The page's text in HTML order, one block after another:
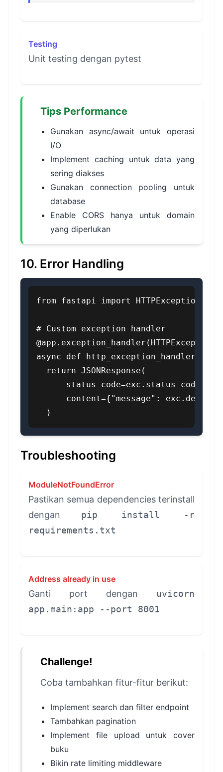
Testing
Unit testing dengan pytest
Tips Performance
Gunakan async/await untuk operasi
I/O
Implement caching untuk data yang
sering diakses
Gunakan connection pooling untuk
database
Enable CORS hanya untuk domain
yang diperlukan
10. Error Handling
from fastapi import HTTPException
# Custom exception handler
@app.exception_handler(HTTPException)
async def
  return JSONResponse(
      status_code=exc.status_code,
      content={"message": exc.detail}
  )
Troubleshooting
ModuleNotFoundError
Pastikan semua dependencies terinstall
dengan pip install -r
requirements.txt
Address already in use
Ganti port dengan uvicorn
app.main:app --port 8001
Challenge!
Coba tambahkan fitur-fitur berikut:
Implement search dan filter endpoint
Tambahkan pagination
Implement file upload untuk cover
buku
Bikin rate limiting middleware